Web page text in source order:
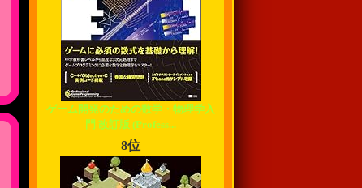
ゲーム開発のための数学・物理学入
門 改訂版 (Profess...
8位